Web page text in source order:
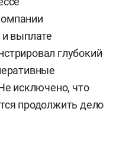
выплате
глубокий
исключено, что
продолжить дело